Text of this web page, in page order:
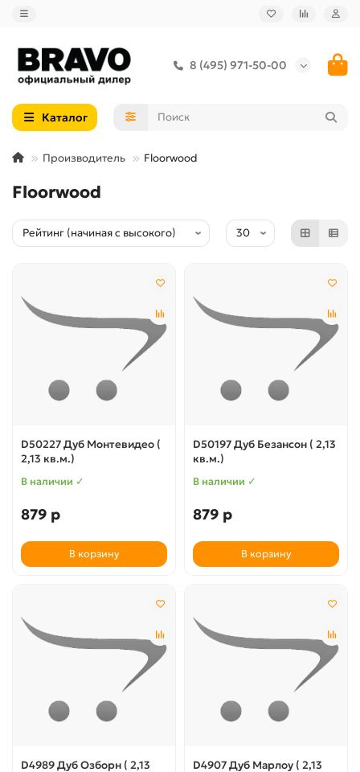
8 (495) 971-50-00
Каталог
Производитель Floorwood
Floorwood
D50227 Дуб Монтевидео (
2,13 кв.м.)
В наличии ✓
879 р
В корзину
D50197 Дуб Безансон ( 2,13
кв.м.)
В наличии ✓
879 р
В корзину
D4989 Дуб Озборн ( 2,13
D4907 Дуб Марлоу ( 2,13